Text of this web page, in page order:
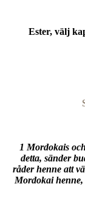
Ester, välj
1 Mordokais
detta, sänder
råder henne att
Mordokai